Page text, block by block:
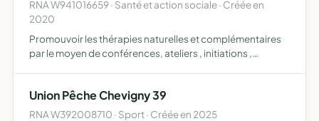
RNA W941016659 · Santé et action sociale · Créée en
2020
Promouvoir les thérapies naturelles et complémentaires
par le moyen de conférences, ateliers , initiations ,
Union Pêche Chevigny 39
RNA W392008710 · Sport · Créée en 2025